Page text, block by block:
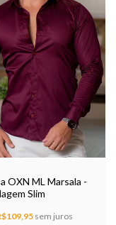
OXN ML Marsala -
Slim
sem juros